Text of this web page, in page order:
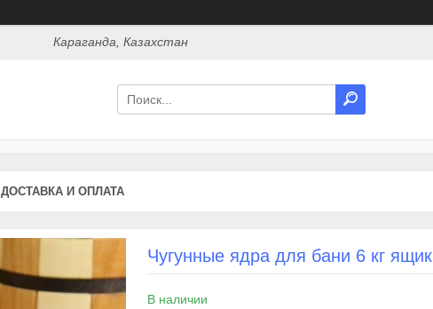
Караганда, Казахстан
ДОСТАВКА И ОПЛАТА
Чугунные ядра для бани 6 кг ящик
В наличии